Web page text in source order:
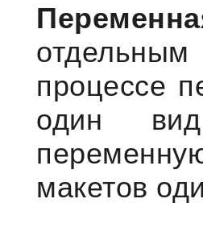
отдельным
процессе
один вид
макетов